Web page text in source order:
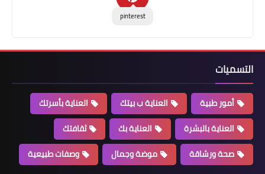
pinterest
التسميات
أمور طبية العناية ب بيتك
العناية بأسرتك
العناية بالبشرة
العناية بك
ثقافتك
صحة ورشاقة
موضة وجمال وصفات طبيعية